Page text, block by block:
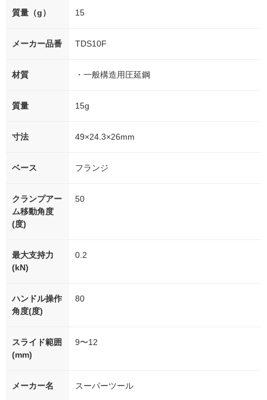
質量（g） 15
メーカー品番 TDS10F
材質 ・一般構造用圧延鋼
質量 15g
寸法 49×24.3×26mm
ベース フランジ
クランプアー
ム移動角度
(度)
50
最大支持力
(kN)
0.2
ハンドル操作
角度(度)
80
スライド範囲
(mm)
9〜12
メーカー名 スーパーツール